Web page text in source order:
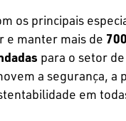
os principais
e manter mais de
para o setor
a segurança, a
em